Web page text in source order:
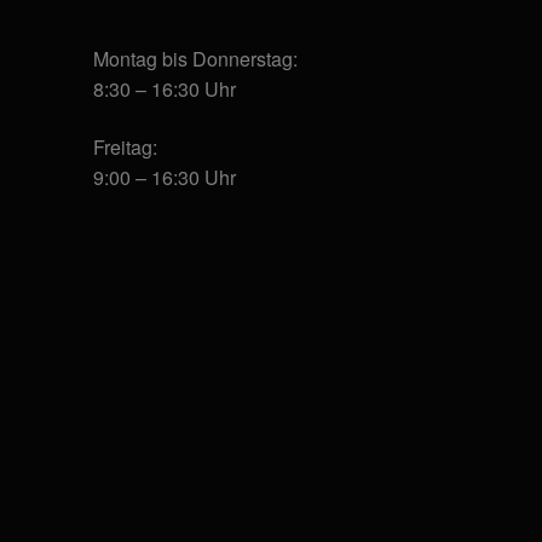
Montag bis Donnerstag:
8:30 – 16:30 Uhr
Freitag:
9:00 – 16:30 Uhr